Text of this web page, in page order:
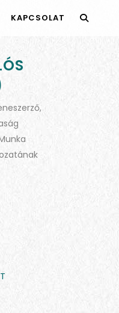
KAPCSOLAT